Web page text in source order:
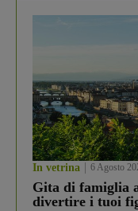
In vetrina 6 Agosto
Gita di famiglia
divertire i tuoi